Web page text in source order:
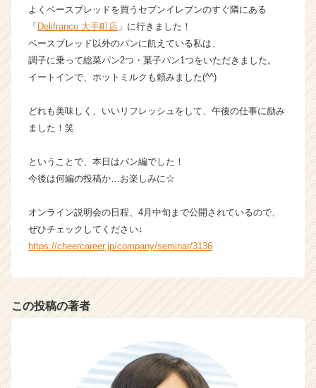
イ
ト
チ
ャ
ア
e
a
r
e
よくベースブレッドを買うセブンイレブンのすぐ隣にある
「Delifrance 大手町店 」に行きました！
ベースブレッド以外のパンに飢えている私は、
調子に乗って総菜パン2つ・菓子パン1つをいただきました。
イートインで、ホットミルクも頼みました(^^)
どれも美味しく、いいリフレッシュをして、午後の仕事に励み
ました！笑
ということで、本日はパン編でした！
今後は何編の投稿か…お楽しみに☆
オンライン説明会の日程、4月中旬まで公開されているので、
ぜひチェックしてください↓
https://cheercareer.jp/company/seminar/3136
この投稿の著者